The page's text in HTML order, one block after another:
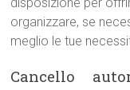
organizzare, se
meglio le tue
Cancello